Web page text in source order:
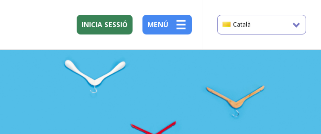
Català
MENÚ
INICIA SESSIÓ